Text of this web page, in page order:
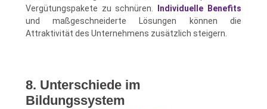
Vergütungspakete zu schnüren.
Individuelle Benefits
und maßgeschneiderte Lösungen können die
Attraktivität des Unternehmens zusätzlich steigern.
8. Unterschiede im
Bildungssystem